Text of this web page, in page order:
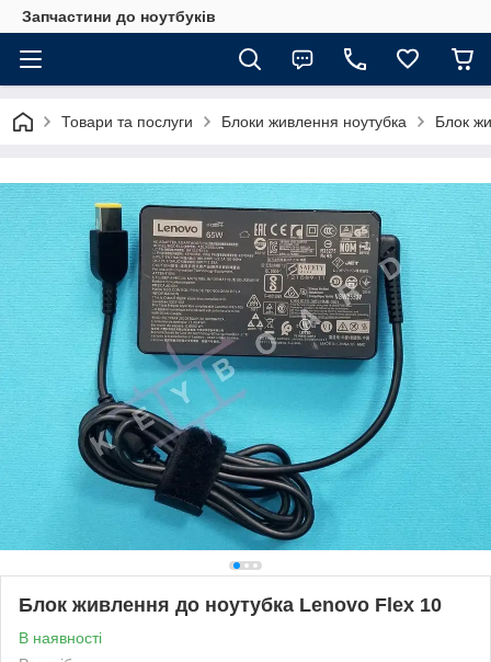
Запчастини до ноутбуків
Товари та послуги Блоки живлення ноутубка Блок
Блок живлення до ноутубка Lenovo Flex 10
В наявності